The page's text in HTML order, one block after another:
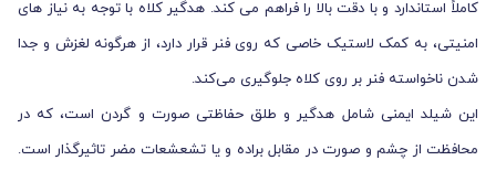
کاملاً استاندارد و با دقت بالا را فراهم می‌ کند. هدگیر کلاه با توجه به نیاز های
امنیتی، به کمک لاستیک خاصی که روی فنر قرار دارد، از هرگونه لغزش و جدا
شدن ناخواسته فنر بر روی کلاه جلوگیری می‌کند.
این شیلد ایمنی شامل هدگیر و طلق حفاظتی صورت و گردن است، که در
محافظت از چشم و صورت در مقابل براده و یا تشعشعات مضر تاثیرگذار است.